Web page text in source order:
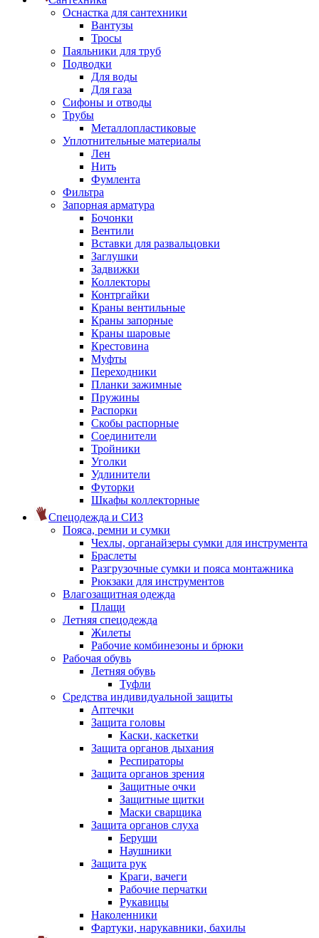
Оснастка для сантехники
Вантузы
Тросы
Паяльники для труб
Подводки
Для воды
Для газа
Сифоны и отводы
Трубы
Металлопластиковые
Уплотнительные материалы
Лен
Нить
Фумлента
Фильтра
Запорная арматура
Бочонки
Вентили
Вставки для развальцовки
Заглушки
Задвижки
Коллекторы
Контргайки
Краны вентильные
Краны запорные
Краны шаровые
Крестовина
Муфты
Переходники
Планки зажимные
Пружины
Распорки
Скобы распорные
Соединители
Тройники
Уголки
Удлинители
Футорки
Шкафы коллекторные
Спецодежда и СИЗ
Пояса, ремни и сумки
Чехлы, органайзеры сумки для инструмента
Браслеты
Разгрузочные сумки и пояса монтажника
Рюкзаки для инструментов
Влагозащитная одежда
Плащи
Летняя спецодежда
Жилеты
Рабочие комбинезоны и брюки
Рабочая обувь
Летняя обувь
Туфли
Средства индивидуальной защиты
Аптечки
Защита головы
Каски, каскетки
Защита органов дыхания
Респираторы
Защита органов зрения
Защитные очки
Защитные щитки
Маски сварщика
Защита органов слуха
Беруши
Наушники
Защита рук
Краги, вачеги
Рабочие перчатки
Рукавицы
Наколенники
Фартуки, нарукавники, бахилы